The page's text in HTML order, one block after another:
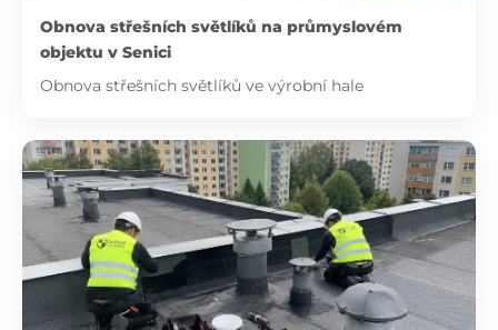
Obnova střešních světlíků na průmyslovém
objektu v Senici
Obnova střešních světlíků ve výrobní hale